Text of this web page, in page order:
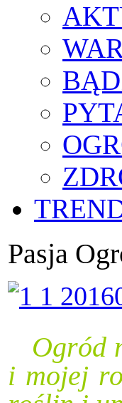
Pasja
Ogród
i mojej